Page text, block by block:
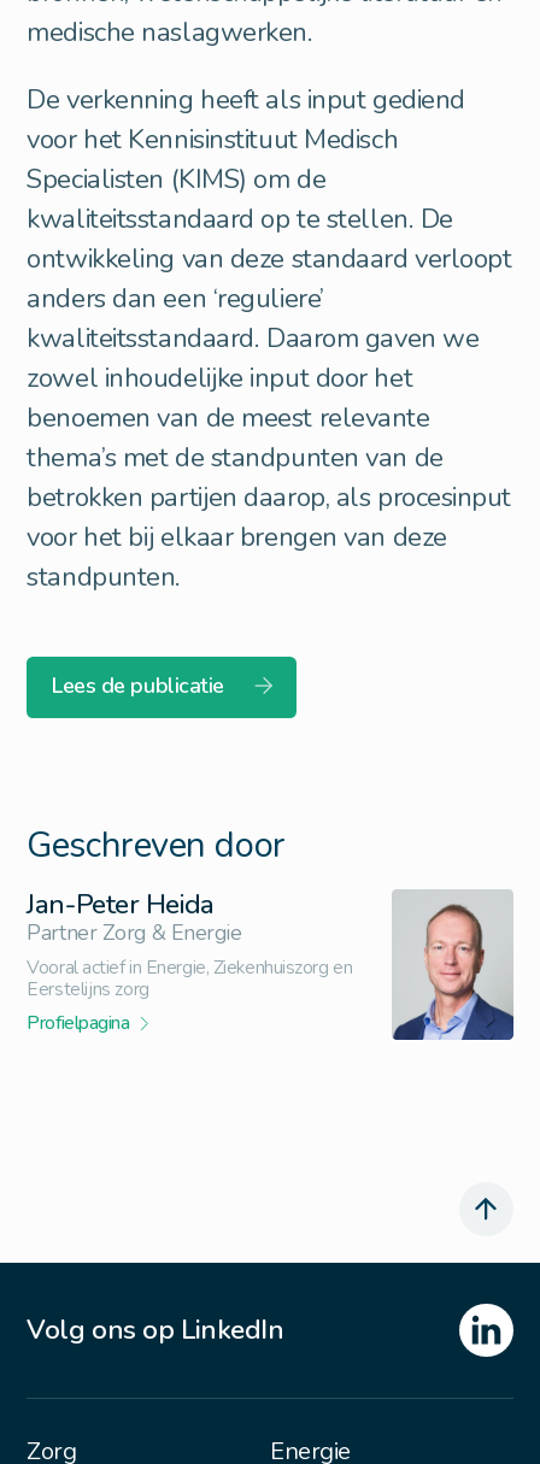
medische naslagwerken.
De verkenning heeft als input gediend
voor het Kennisinstituut Medisch
Specialisten (KIMS) om de
kwaliteitsstandaard op te stellen. De
ontwikkeling van deze standaard verloopt
anders dan een ‘reguliere’
kwaliteitsstandaard. Daarom gaven we
zowel inhoudelijke input door het
benoemen van de meest relevante
thema’s met de standpunten van de
betrokken partijen daarop, als procesinput
voor het bij elkaar brengen van deze
standpunten.
Lees de publicatie
Geschreven door
Jan-Peter Heida
Partner Zorg & Energie
Vooral actief in Energie, Ziekenhuiszorg en
Eerstelijns zorg
Profielpagina
Zorg Energie
Volg ons op LinkedIn